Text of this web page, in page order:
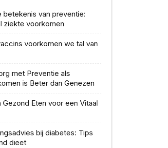
betekenis van preventie:
ziekte voorkomen
voorkomen we tal van
met Preventie als
is Beter dan Genezen
Gezond Eten voor een Vitaal
bij diabetes: Tips
dieet